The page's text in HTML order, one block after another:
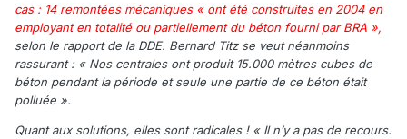
cas : 14 remontées mécaniques « ont été construites en 2004 en
employant en totalité ou partiellement du béton fourni par BRA »,
selon le rapport de la DDE. Bernard Titz se veut néanmoins
rassurant : « Nos centrales ont produit 15.000 mètres cubes de
béton pendant la période et seule une partie de ce béton était
polluée ».
Quant aux solutions, elles sont radicales ! « Il n’y a pas de recours.